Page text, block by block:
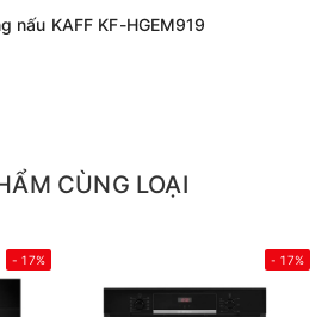
nấu KAFF KF-HGEM919
CÙNG LOẠI
- 17% - 17%